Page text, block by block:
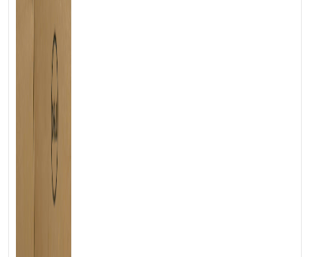
💻LAPTOP TRIỀU PHÁT • UY TÍN • CHẤT LƯỢNG • GIÁ
Hotline / Zalo:
Địa chỉ: